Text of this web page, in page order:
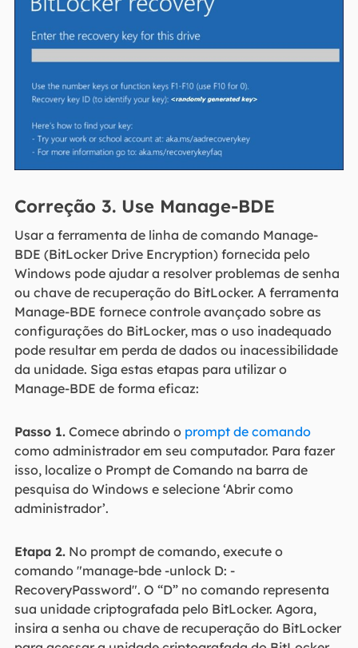
Correção 3. Use Manage-BDE
Usar a ferramenta de linha de comando Manage-
BDE (BitLocker Drive Encryption) fornecida pelo
Windows pode ajudar a resolver problemas de senha
ou chave de recuperação do BitLocker. A ferramenta
Manage-BDE fornece controle avançado sobre as
configurações do BitLocker, mas o uso inadequado
pode resultar em perda de dados ou inacessibilidade
da unidade. Siga estas etapas para utilizar o
Manage-BDE de forma eficaz:
Passo 1.Comece abrindo o prompt de comando
como administrador em seu computador. Para fazer
isso, localize o Prompt de Comando na barra de
pesquisa do Windows e selecione ‘Abrir como
administrador’.
Etapa 2.No prompt de comando, execute o
comando "manage-bde -unlock D: -
RecoveryPassword". O “D” no comando representa
sua unidade criptografada pelo BitLocker. Agora,
insira a senha ou chave de recuperação do BitLocker